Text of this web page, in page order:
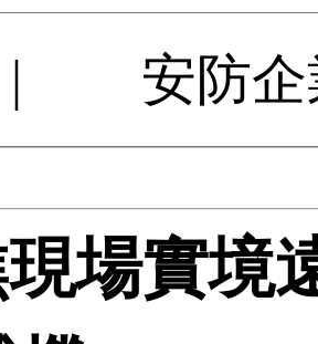
| 安防
場實境